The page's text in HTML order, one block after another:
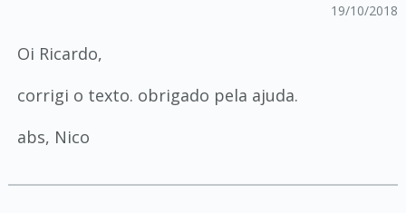
19/10/2018
Oi Ricardo,
corrigi o texto. obrigado pela ajuda.
abs, Nico